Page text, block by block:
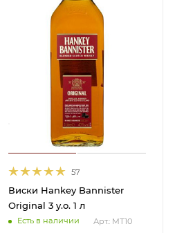
57
Виски Hankey Bannister
Original 3 y.o. 1 л
Есть в наличии Арт.: МТ10